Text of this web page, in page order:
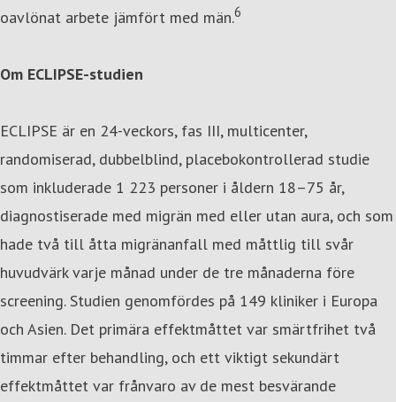
oavlönat arbete jämfört med män.6
Om ECLIPSE-studien
ECLIPSE är en 24-veckors, fas III, multicenter,
randomiserad, dubbelblind, placebokontrollerad studie
som inkluderade 1 223 personer i åldern 18–75 år,
diagnostiserade med migrän med eller utan aura, och som
hade två till åtta migränanfall med måttlig till svår
huvudvärk varje månad under de tre månaderna före
screening. Studien genomfördes på 149 kliniker i Europa
och Asien. Det primära effektmåttet var smärtfrihet två
timmar efter behandling, och ett viktigt sekundärt
effektmåttet var frånvaro av de mest besvärande